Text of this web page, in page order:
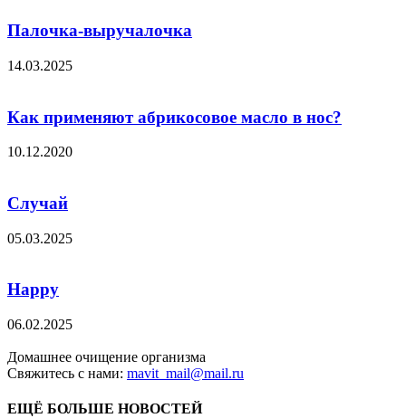
Палочка-выручалочка
14.03.2025
Как применяют абрикосовое масло в нос?
10.12.2020
Случай
05.03.2025
Happy
06.02.2025
Домашнее очищение организма
Свяжитесь с нами: mavit_mail@mail.ru
ЕЩЁ БОЛЬШЕ НОВОСТЕЙ